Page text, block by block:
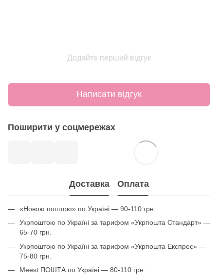
Додайте перший відгук
Написати відгук
Поширити у соцмережах
Доставка Оплата
«Новою поштою» по Україні — 90-110 грн.
Укрпоштою по Україні за тарифом «Укрпошта Стандарт» —
65-70 грн.
Укрпоштою по Україні за тарифом «Укрпошта Експрес» —
75-80 грн.
Meest ПОШТА по Україні — 80-110 грн.